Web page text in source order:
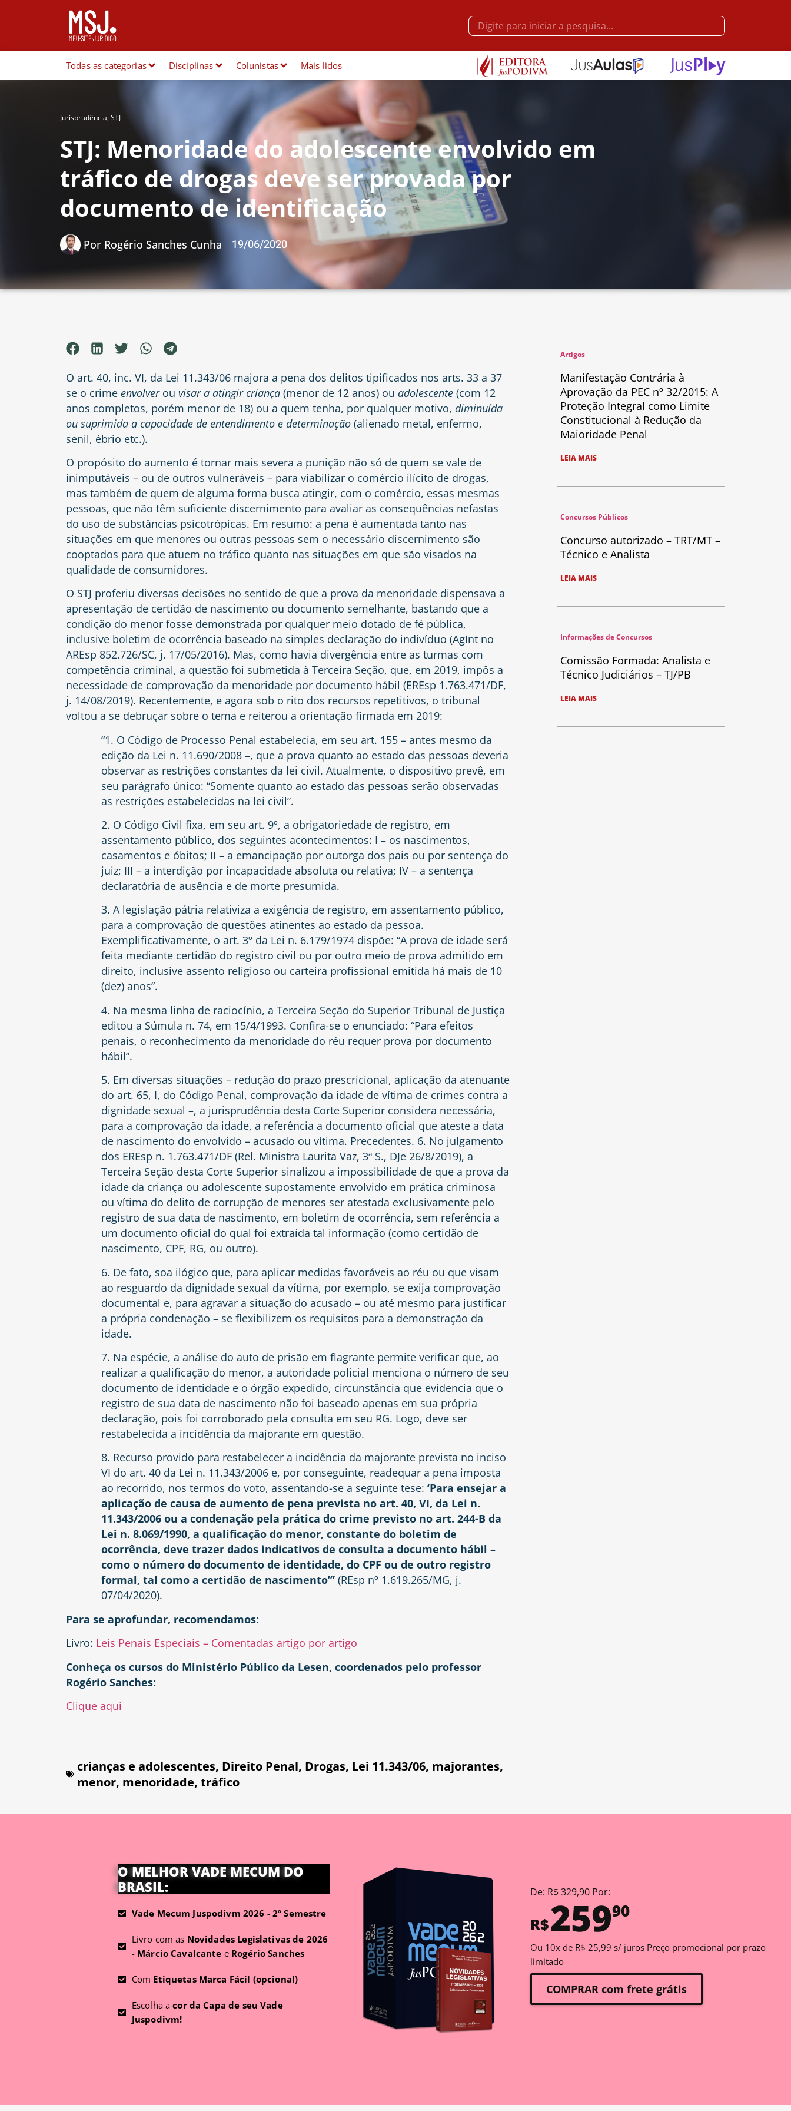
Todas as categorias Disciplinas Colunistas Mais lidos
Jurisprudência,STJ
STJ: Menoridade do adolescente envolvido em
tráfico de drogas deve ser provada por
documento de identificação
Por Rogério Sanches Cunha 19/06/2020
O art. 40, inc. VI, da Lei 11.343/06 majora a pena dos delitos tipificados nos arts. 33 a 37
se o crime envolverou visar a atingir criança (menor de 12 anos) ou adolescente (com 12
anos completos, porém menor de 18) ou a quem tenha, por qualquer motivo, diminuída
ou suprimida a capacidade de entendimento e determinação (alienado metal, enfermo,
senil, ébrio etc.).
O propósito do aumento é tornar mais severa a punição não só de quem se vale de
inimputáveis – ou de outros vulneráveis – para viabilizar o comércio ilícito de drogas,
mas também de quem de alguma forma busca atingir, com o comércio, essas mesmas
pessoas, que não têm suficiente discernimento para avaliar as consequências nefastas
do uso de substâncias psicotrópicas. Em resumo: a pena é aumentada tanto nas
situações em que menores ou outras pessoas sem o necessário discernimento são
cooptados para que atuem no tráfico quanto nas situações em que são visados na
qualidade de consumidores.
O STJ proferiu diversas decisões no sentido de que a prova da menoridade dispensava a
apresentação de certidão de nascimento ou documento semelhante, bastando que a
condição do menor fosse demonstrada por qualquer meio dotado de fé pública,
inclusive boletim de ocorrência baseado na simples declaração do indivíduo (AgInt no
AREsp 852.726/SC, j. 17/05/2016). Mas, como havia divergência entre as turmas com
competência criminal, a questão foi submetida à Terceira Seção, que, em 2019, impôs a
necessidade de comprovação da menoridade por documento hábil (EREsp 1.763.471/DF,
j. 14/08/2019). Recentemente, e agora sob o rito dos recursos repetitivos, o tribunal
voltou a se debruçar sobre o tema e reiterou a orientação firmada em 2019:
“1. O Código de Processo Penal estabelecia, em seu art. 155 – antes mesmo da
edição da Lei n. 11.690/2008 –, que a prova quanto ao estado das pessoas deveria
observar as restrições constantes da lei civil. Atualmente, o dispositivo prevê, em
seu parágrafo único: “Somente quanto ao estado das pessoas serão observadas
as restrições estabelecidas na lei civil”.
2. O Código Civil fixa, em seu art. 9º, a obrigatoriedade de registro, em
assentamento público, dos seguintes acontecimentos: I – os nascimentos,
casamentos e óbitos; II – a emancipação por outorga dos pais ou por sentença do
juiz; III – a interdição por incapacidade absoluta ou relativa; IV – a sentença
declaratória de ausência e de morte presumida.
3. A legislação pátria relativiza a exigência de registro, em assentamento público,
para a comprovação de questões atinentes ao estado da pessoa.
Exemplificativamente, o art. 3º da Lei n. 6.179/1974 dispõe: “A prova de idade será
feita mediante certidão do registro civil ou por outro meio de prova admitido em
direito, inclusive assento religioso ou carteira profissional emitida há mais de 10
(dez) anos”.
4. Na mesma linha de raciocínio, a Terceira Seção do Superior Tribunal de Justiça
editou a Súmula n. 74, em 15/4/1993. Confira-se o enunciado: “Para efeitos
penais, o reconhecimento da menoridade do réu requer prova por documento
hábil”.
5. Em diversas situações – redução do prazo prescricional, aplicação da atenuante
do art. 65, I, do Código Penal, comprovação da idade de vítima de crimes contra a
dignidade sexual –, a jurisprudência desta Corte Superior considera necessária,
para a comprovação da idade, a referência a documento oficial que ateste a data
de nascimento do envolvido – acusado ou vítima. Precedentes. 6. No julgamento
dos EREsp n. 1.763.471/DF (Rel. Ministra Laurita Vaz, 3ª S., DJe 26/8/2019), a
Terceira Seção desta Corte Superior sinalizou a impossibilidade de que a prova da
idade da criança ou adolescente supostamente envolvido em prática criminosa
ou vítima do delito de corrupção de menores ser atestada exclusivamente pelo
registro de sua data de nascimento, em boletim de ocorrência, sem referência a
um documento oficial do qual foi extraída tal informação (como certidão de
nascimento, CPF, RG, ou outro).
6. De fato, soa ilógico que, para aplicar medidas favoráveis ao réu ou que visam
ao resguardo da dignidade sexual da vítima, por exemplo, se exija comprovação
documental e, para agravar a situação do acusado – ou até mesmo para justificar
a própria condenação – se flexibilizem os requisitos para a demonstração da
idade.
7. Na espécie, a análise do auto de prisão em flagrante permite verificar que, ao
realizar a qualificação do menor, a autoridade policial menciona o número de seu
documento de identidade e o órgão expedido, circunstância que evidencia que o
registro de sua data de nascimento não foi baseado apenas em sua própria
declaração, pois foi corroborado pela consulta em seu RG. Logo, deve ser
restabelecida a incidência da majorante em questão.
8. Recurso provido para restabelecer a incidência da majorante prevista no inciso
VI do art. 40 da Lei n. 11.343/2006 e, por conseguinte, readequar a pena imposta
ao recorrido, nos termos do voto, assentando-se a seguinte tese: ‘Para ensejar a
aplicação de causa de aumento de pena prevista no art. 40, VI, da Lei n.
11.343/2006 ou a condenação pela prática do crime previsto no art. 244-B da
Lei n. 8.069/1990, a qualificação do menor, constante do boletim de
ocorrência, deve trazer dados indicativos de consulta a documento hábil –
como o número do documento de identidade, do CPF ou de outro registro
formal, tal como a certidão de nascimento’” (REsp nº 1.619.265/MG, j.
07/04/2020).
Para se aprofundar, recomendamos:
Livro: Leis Penais Especiais – Comentadas artigo por artigo
Conheça os cursos do Ministério Público da Lesen, coordenados pelo professor
Rogério Sanches:
Clique aqui
crianças e adolescentes, Direito Penal, Drogas, Lei 11.343/06, majorantes,
menor, menoridade, tráfico
Artigos
Manifestação Contrária à
Aprovação da PEC nº 32/2015: A
Proteção Integral como Limite
Constitucional à Redução da
Maioridade Penal
LEIA MAIS
Concursos Públicos
Concurso autorizado – TRT/MT –
Técnico e Analista
LEIA MAIS
Informações de Concursos
Comissão Formada: Analista e
Técnico Judiciários – TJ/PB
LEIA MAIS
O MELHOR VADE MECUM DO
BRASIL:
Vade Mecum Juspodivm 2026 - 2º Semestre
Livro com as Novidades Legislativas de 2026
- Márcio Cavalcante e Rogério Sanches
Com Etiquetas Marca Fácil (opcional)
Escolha acor da Capa de seu Vade
Juspodivm!
De: R$ 329,90 Por:
R$25990
Ou 10x de R$ 25,99 s/ juros Preço promocional por prazo
limitado
COMPRAR com frete grátis